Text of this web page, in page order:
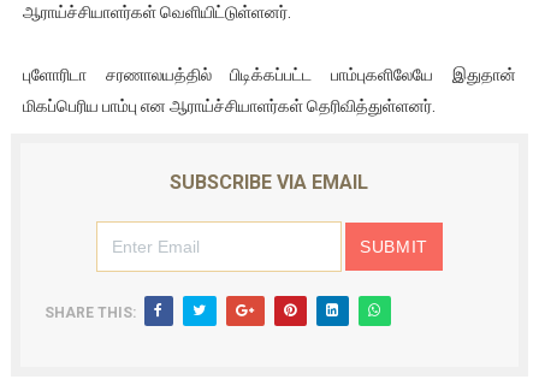
ஆராய்ச்சியாளர்கள் வெளியிட்டுள்ளனர்.
புளோரிடா சரணாலயத்தில் பிடிக்கப்பட்ட பாம்புகளிலேயே இதுதான்
மிகப்பெரிய பாம்பு என ஆராய்ச்சியாளர்கள் தெரிவித்துள்ளனர்.
SUBSCRIBE VIA EMAIL
SHARE THIS: